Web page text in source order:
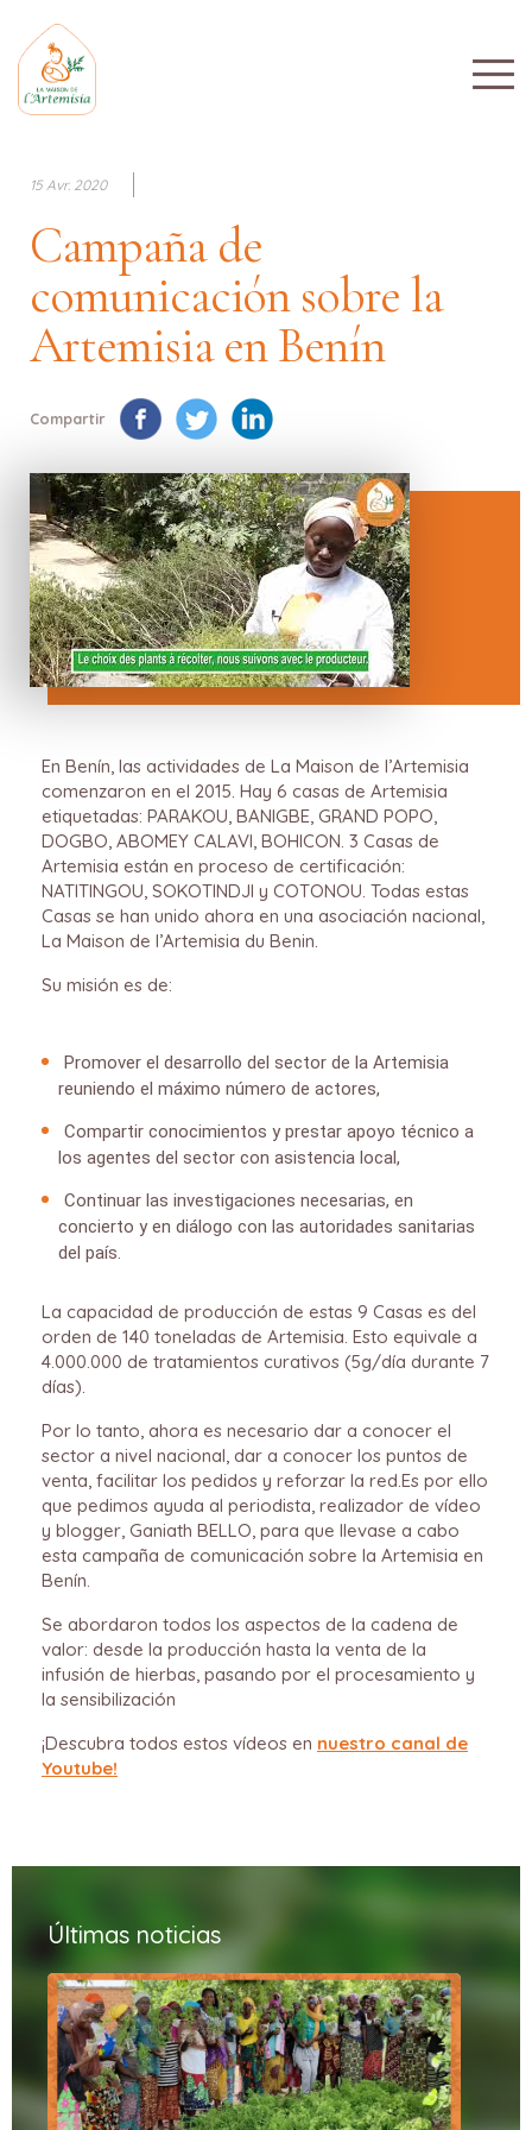
15 Avr. 2020
Campaña de
comunicación sobre la
Artemisia en Benín
Compartir
En Benín, las actividades de La Maison de l’Artemisia
comenzaron en el 2015. Hay 6 casas de Artemisia
etiquetadas: PARAKOU, BANIGBE, GRAND POPO,
DOGBO, ABOMEY CALAVI, BOHICON. 3 Casas de
Artemisia están en proceso de certificación:
NATITINGOU, SOKOTINDJI y COTONOU. Todas estas
Casas se han unido ahora en una asociación nacional,
La Maison de l’Artemisia du Benin.
Su misión es de:
Promover el desarrollo del sector de la Artemisia
reuniendo el máximo número de actores,
Compartir conocimientos y prestar apoyo técnico a
los agentes del sector con asistencia local,
Continuar las investigaciones necesarias, en
concierto y en diálogo con las autoridades sanitarias
del país.
La capacidad de producción de estas 9 Casas es del
orden de 140 toneladas de Artemisia. Esto equivale a
4.000.000 de tratamientos curativos (5g/día durante 7
días).
Por lo tanto, ahora es necesario dar a conocer el
sector a nivel nacional, dar a conocer los puntos de
venta, facilitar los pedidos y reforzar la red.Es por ello
que pedimos ayuda al periodista, realizador de vídeo
y blogger, Ganiath BELLO, para que llevase a cabo
esta campaña de comunicación sobre la Artemisia en
Benín.
Se abordaron todos los aspectos de la cadena de
valor: desde la producción hasta la venta de la
infusión de hierbas, pasando por el procesamiento y
la sensibilización
¡Descubra todos estos vídeos en nuestro canal de
Youtube!
Últimas noticias